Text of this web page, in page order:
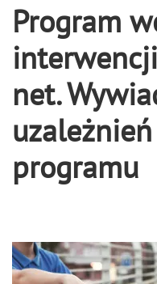
Program
net.
programu